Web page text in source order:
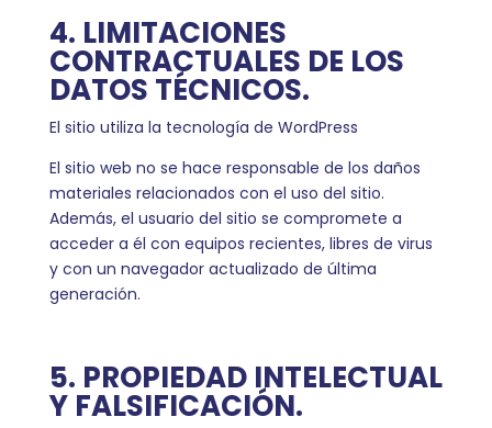
4. LIMITACIONES
CONTRACTUALES DE LOS
DATOS TÉCNICOS.
El sitio utiliza la tecnología de WordPress
El sitio web no se hace responsable de los daños
materiales relacionados con el uso del sitio.
Además, el usuario del sitio se compromete a
acceder a él con equipos recientes, libres de virus
y con un navegador actualizado de última
generación.
5. PROPIEDAD INTELECTUAL
Y FALSIFICACIÓN.